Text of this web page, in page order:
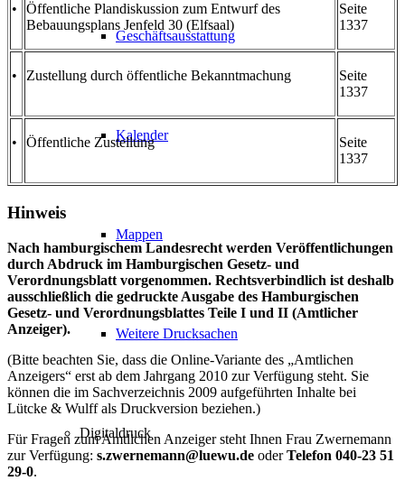
Geschäftsausstattung
Kalender
Mappen
Weitere Drucksachen
Digitaldruck
•
Öffentliche Plandiskussion zum Entwurf des
Bebauungsplans Jenfeld 30 (Elfsaal)
Seite
1337
• Zustellung durch öffentliche Bekanntmachung
Seite
1337
• Öffentliche Zustellung
Seite
1337
Hinweis
Nach hamburgischem Landesrecht werden Veröffentlichungen
durch Abdruck im Hamburgischen Gesetz- und
Verordnungsblatt vorgenommen. Rechtsverbindlich ist deshalb
ausschließlich die gedruckte Ausgabe des Hamburgischen
Gesetz- und Verordnungsblattes Teile I und II (Amtlicher
Anzeiger).
(Bitte beachten Sie, dass die Online-Variante des „Amtlichen
Anzeigers“ erst ab dem Jahrgang 2010 zur Verfügung steht. Sie
können die im Sachverzeichnis 2009 aufgeführten Inhalte bei
Lütcke & Wulff als Druckversion beziehen.)
Für Fragen zum Amtlichen Anzeiger steht Ihnen Frau Zwernemann
zur Verfügung: s.zwernemann@luewu.de oderTelefon 040-23 51
29-0.